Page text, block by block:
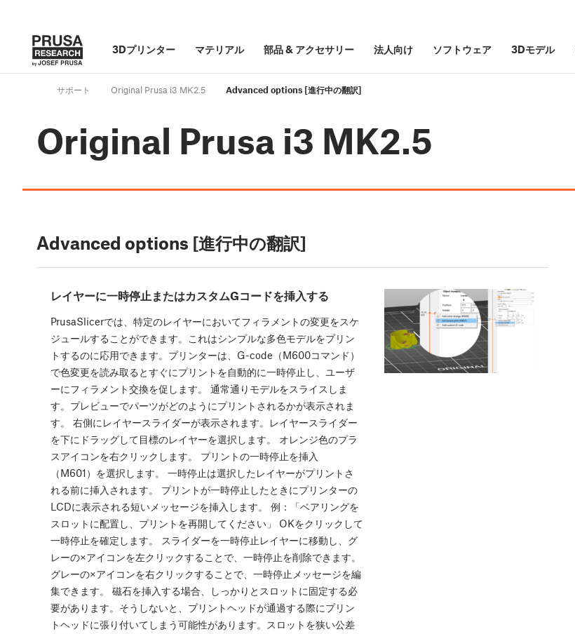
3Dプリンター マテリアル 部品& アクセサリー 法人向け ソフトウェア 3Dモデル
サポート Original Prusa i3 MK2.5 Advanced options [進行中の翻訳]
Original Prusa i3 MK2.5
Advanced options [進行中の翻訳]
レイヤーに一時停止またはカスタムGコードを挿入する
PrusaSlicerでは、特定のレイヤーにおいてフィラメントの変更をスケ
ジュールすることができます。これはシンプルな多色モデルをプリン
トするのに応用できます。プリンターは、G-code（M600コマンド）
で色変更を読み取るとすぐにプリントを自動的に一時停止し、ユーザ
ーにフィラメント交換を促します。 通常通りモデルをスライスしま
す。プレビューでパーツがどのようにプリントされるかが表示されま
す。 右側にレイヤースライダーが表示されます。レイヤースライダー
を下にドラッグして目標のレイヤーを選択します。 オレンジ色のプラ
スアイコンを右クリックします。 プリントの一時停止を挿入
（M601）を選択します。 一時停止は選択したレイヤーがプリントさ
れる前に挿入されます。 プリントが一時停止したときにプリンターの
LCDに表示される短いメッセージを挿入します。 例：「ベアリングを
スロットに配置し、プリントを再開してください」 OKをクリックして
一時停止を確定します。 スライダーを一時停止レイヤーに移動し、グ
レーの×アイコンを左クリックすることで、一時停止を削除できます。
グレーの×アイコンを右クリックすることで、一時停止メッセージを編
集できます。 磁石を挿入する場合、しっかりとスロットに固定する必
要があります。そうしないと、プリントヘッドが通過する際にプリン
トヘッドに張り付いてしまう可能性があります。スロットを狭い公差